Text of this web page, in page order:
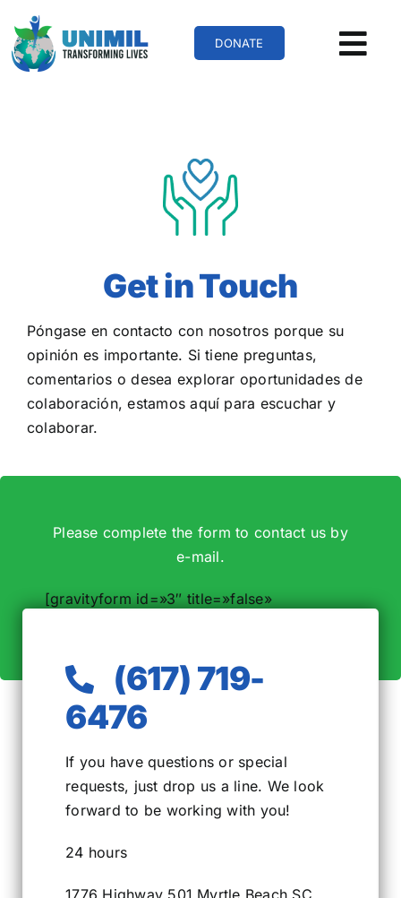
content
DONATE
Get in Touch
Póngase en contacto con nosotros porque su
opinión es importante. Si tiene preguntas,
comentarios o desea explorar oportunidades de
colaboración, estamos aquí para escuchar y
colaborar.
Please complete the form to contact us by
e-mail.
[gravityform id=»3″ title=»false»
(617) 719-
6476
If you have questions or special
requests, just drop us a line. We look
forward to be working with you!
24 hours